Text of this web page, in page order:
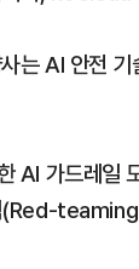
는 AI 안전
AI 가드레일
(Red-